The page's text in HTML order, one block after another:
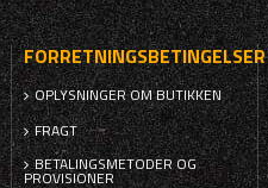
FORRETNINGSBETINGELSER
OPLYSNINGER OM BUTIKKEN
FRAGT
BETALINGSMETODER OG
PROVISIONER